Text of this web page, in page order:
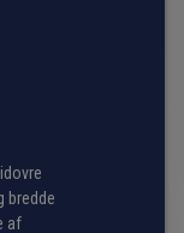
bredde
af